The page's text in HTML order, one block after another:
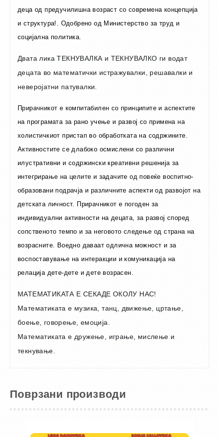
деца од предучилишна возраст со современа концепција
и структура!. Одобрено од Министерство за труд и
социјална политика.
Двата лика ТЕКНУВАЛКА и ТЕКНУВАЛКО ги водат
децата во математички истражувалки, решавалки и
неверојатни патувалки.
Прирачникот е компитабилен со принципите и аспектите
на програмата за рано учење и развој со примена на
холистичкиот пристап во обработката на содржините.
Активностите се длабоко осмислени со различни
илустративни и содржински креативни решенија за
интегрирање на целите и задачите од повеќе воспитно-
образовани подрачја и различните аспекти од развојот на
детската личност. Прирачникот е погоден за
индивидуални активности на децата, за развој според
сопственото темпо и за неговото следење од страна на
возрасните. Воедно даваат одлична можност и за
воспоставување на интеракции и комуникација на
релација дете-дете и дете возрасен.
МАТЕМАТИКАТА Е СЕКАДЕ ОКОЛУ НАС!
Математиката е музика, танц, движење, цртање,
боење, говорење, емоција.
Математиката е дружење, играње, мислење и
текнување.
Поврзани производи